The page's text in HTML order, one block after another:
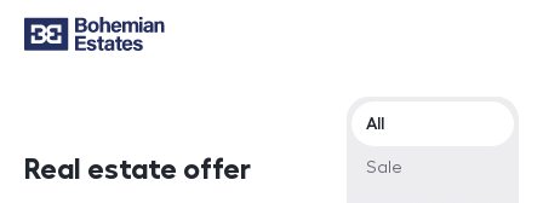
Real estate offer
Offer type
All
Sale